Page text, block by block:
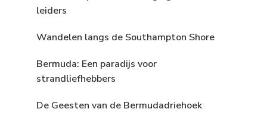
leiders
Wandelen langs de Southampton Shore
Bermuda: Een paradijs voor
strandliefhebbers
De Geesten van de Bermudadriehoek